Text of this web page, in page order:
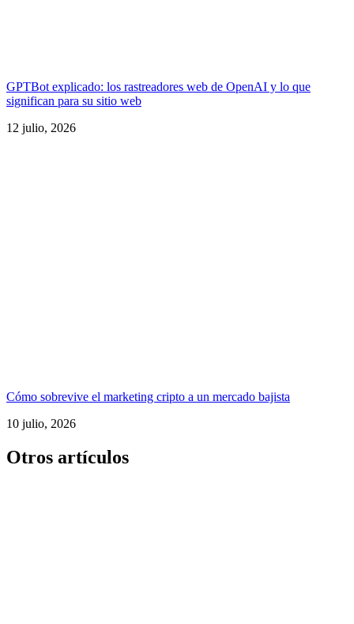
GPTBot explicado: los rastreadores web de OpenAI y lo que
significan para su sitio web
12 julio, 2026
Cómo sobrevive el marketing cripto a un mercado bajista
10 julio, 2026
Otros artículos